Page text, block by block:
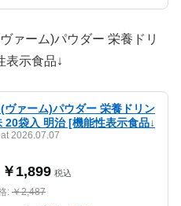
ァーム)パウダー 栄養ドリ
表示食品↓
ヴァーム)パウダー 栄養ドリン
20袋入 明治 [機能性表示食品↓
2026.07.07
￥1,899 税込
: ￥2,487